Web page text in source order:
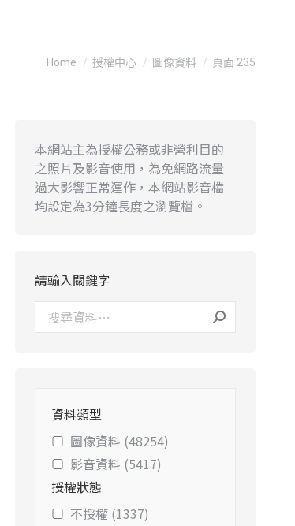
You are here:
Home 授權中心 圖像資料 頁面 235
本網站主為授權公務或非營利目的
之照片及影音使用，為免網路流量
過大影響正常運作，本網站影音檔
均設定為3分鐘長度之瀏覽檔。
請輸入關鍵字
資料類型
圖像資料 (48254)
影音資料 (5417)
授權狀態
不授權 (1337)